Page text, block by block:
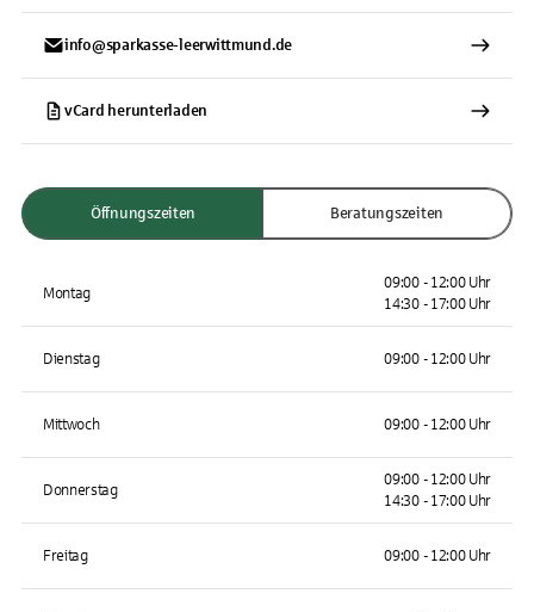
info@sparkasse-leerwittmund.de
vCard herunterladen
Öffnungszeiten Beratungszeiten
Montag
09:00 - 12:00 Uhr
14:30 - 17:00 Uhr
Dienstag 09:00 - 12:00 Uhr
Mittwoch 09:00 - 12:00 Uhr
Donnerstag
09:00 - 12:00 Uhr
14:30 - 17:00 Uhr
Freitag 09:00 - 12:00 Uhr